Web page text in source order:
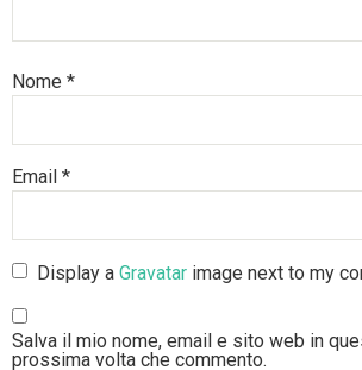
Nome *
Email *
Display aGravatar image next to my
Salva il mio nome, email e sito web in
prossima volta che commento.